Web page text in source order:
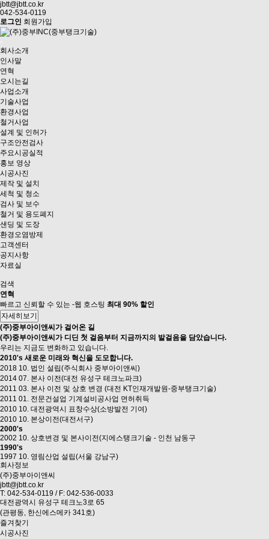
jbtt@jbtt.co.kr
042-534-0119
로그인 회원가입
회사소개
인사말
연혁
오시는길
사업소개
기술사업
환경사업
철거사업
설계 및 인허가
구조안전검사
주요시공실적
홍보 영상
시공사진
제작 및 설치
세척 및 청소
검사 및 보수
철거 및 용도폐지
샌딩 및 도장
환경오염방제
고객센터
공지사항
자료실
검색
연혁
빠르고 신뢰할 수 있는 -웹 호스팅 최대 90% 할인
자세히보기
(주)중부아이앤씨가 걸어온 길
(주)중부아이앤씨가 디딘 첫 걸음부터 지금까지의 발걸음을 담았습니다.
우리는 지금도 변화하고 있습니다.
2010's 새로운 미래와 혁신을 도모합니다.
2018 10. 법인 설립(주식회사 중부아이앤씨)
2014 07. 본사 이전(대전 유성구 테크노파크)
2011 03. 본사 이전 및 상호 변경 (대전 KT인재개발원-중부탱크기술)
2011 01. 전문건설업 기계설비공사업 면허취득
2010 10. 대전광역시 표창수상(소방발전 기여)
2010 10. 본상이전(대전서구)
2000's
2002 10. 상호변경 및 본사이전(지에스탱크기술 - 인천 남동구
1990's
1997 10. 영림산업 설립(서울 강남구)
회사정보
(주)중부아이앤씨
jbtt@jbtt.co.kr
T: 042-534-0119 / F: 042-536-0033
대전광역시 유성구 테크노3로 65
(관평동, 한신에스메카 341호)
즐겨찾기
시공사진